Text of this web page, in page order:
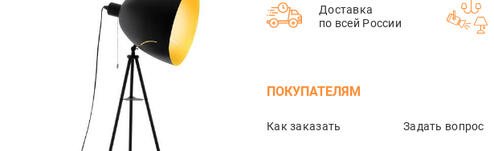
Доставка
по всей России
ПОКУПАТЕЛЯМ
Как заказать Задать вопрос